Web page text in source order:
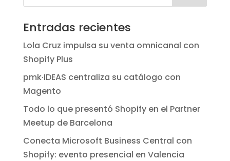
c
e
b
o
o
k
k
e
d
I
n
e
s
y
a
i
l
Entradas recientes
Lola Cruz impulsa su venta omnicanal con
Shopify Plus
pmk·IDEAS centraliza su catálogo con
Magento
Todo lo que presentó Shopify en el Partner
Meetup de Barcelona
Conecta Microsoft Business Central con
Shopify: evento presencial en Valencia